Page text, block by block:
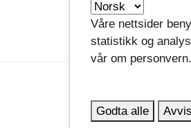
Våre nettsider
statistikk og
vår om personvern.
Godta alle